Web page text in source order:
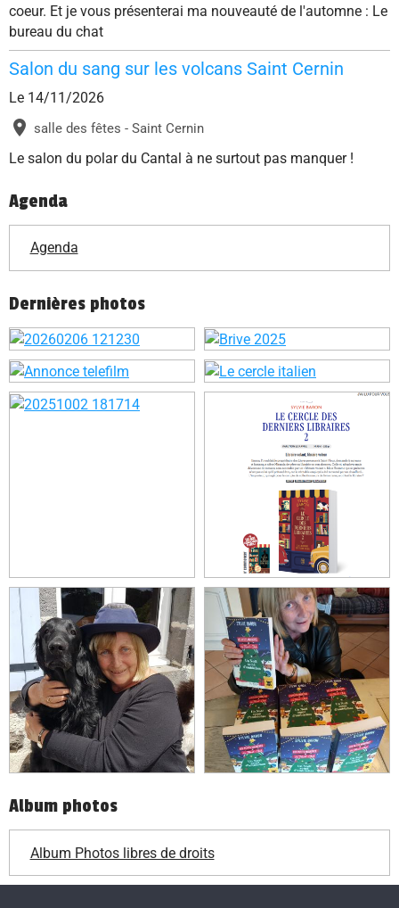
coeur. Et je vous présenterai ma nouveauté de l'automne : Le
bureau du chat
Salon du sang sur les volcans Saint Cernin
Le 14/11/2026
salle des fêtes - Saint Cernin
Le salon du polar du Cantal à ne surtout pas manquer !
Agenda
Agenda
Dernières photos
Album photos
Album Photos libres de droits